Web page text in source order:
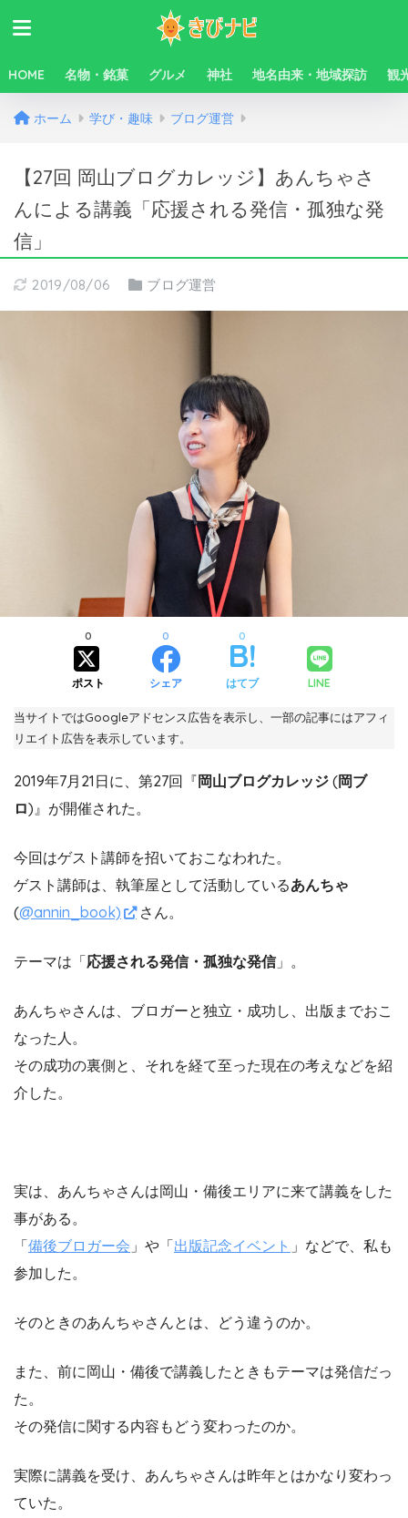
HOME 名物・銘菓 グルメ 神社 地名由来・地域探訪 観
ホーム 学び・趣味 ブログ運営
【27回 岡山ブログカレッジ】あんちゃさ
んによる講義「応援される発信・孤独な発
信」
2019/08/06 ブログ運営
ポスト
0
シェア
0
はてブ
0
LINE
当サイトではGoogleアドセンス広告を表示し、一部の記事にはアフィ
リエイト広告を表示しています。
2019年7月21日に、第27回『岡山ブログカレッジ (岡ブ
ロ)』が開催された。
今回はゲスト講師を招いておこなわれた。
ゲスト講師は、執筆屋として活動しているあんちゃ
(@annin_book) さん。
テーマは「応援される発信・孤独な発信」。
あんちゃさんは、ブロガーと独立・成功し、出版までおこ
なった人。
その成功の裏側と、それを経て至った現在の考えなどを紹
介した。
実は、あんちゃさんは岡山・備後エリアに来て講義をした
事がある。
「備後ブロガー会 」や「出版記念イベント 」などで、私も
参加した。
そのときのあんちゃさんとは、どう違うのか。
また、前に岡山・備後で講義したときもテーマは発信だっ
た。
その発信に関する内容もどう変わったのか。
実際に講義を受け、あんちゃさんは昨年とはかなり変わっ
ていた。